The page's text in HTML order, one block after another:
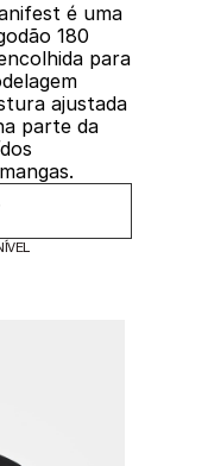
é uma
180
para
ajustada
parte da